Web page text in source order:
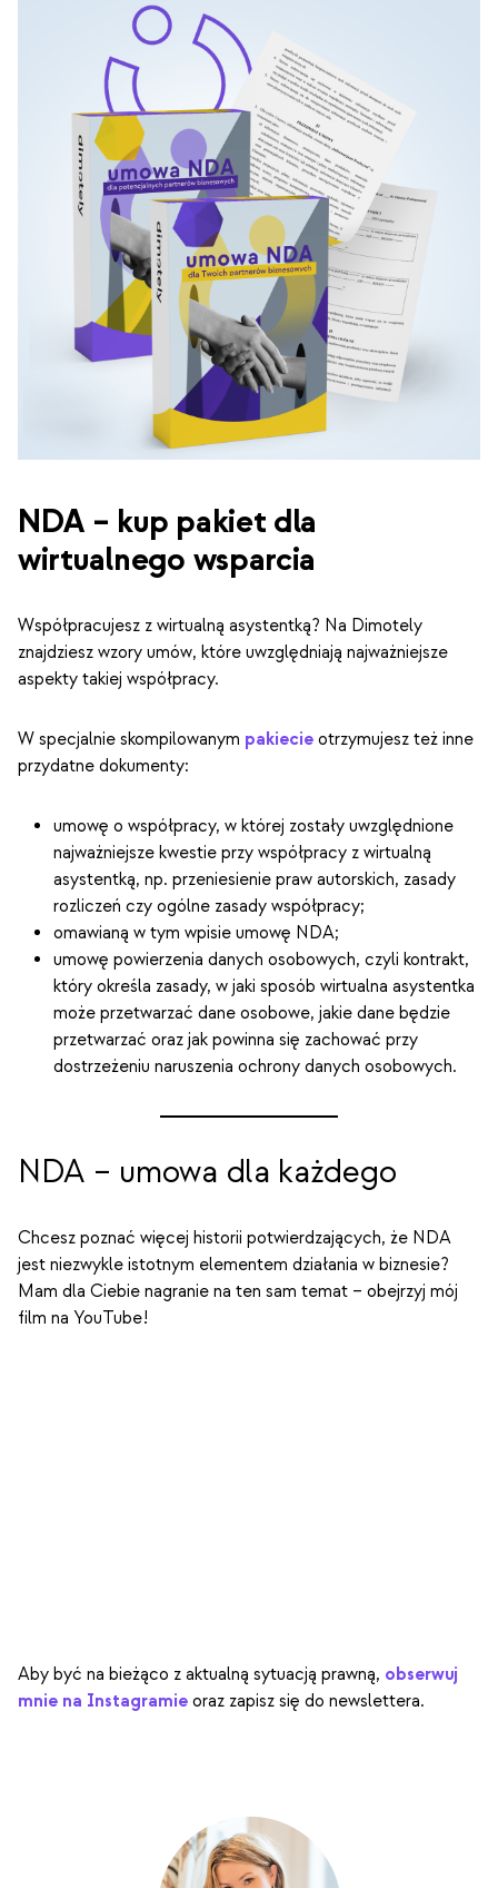
NDA – kup pakiet dla
wirtualnego wsparcia
Współpracujesz z wirtualną asystentką? Na Dimotely
znajdziesz wzory umów, które uwzględniają najważniejsze
aspekty takiej współpracy.
W specjalnie skompilowanym pakiecie otrzymujesz też inne
przydatne dokumenty:
umowę o współpracy, w której zostały uwzględnione
najważniejsze kwestie przy współpracy z wirtualną
asystentką, np. przeniesienie praw autorskich, zasady
rozliczeń czy ogólne zasady współpracy;
omawianą w tym wpisie umowę NDA;
umowę powierzenia danych osobowych, czyli kontrakt,
który określa zasady, w jaki sposób wirtualna asystentka
może przetwarzać dane osobowe, jakie dane będzie
przetwarzać oraz jak powinna się zachować przy
dostrzeżeniu naruszenia ochrony danych osobowych.
NDA – umowa dla każdego
Chcesz poznać więcej historii potwierdzających, że NDA
jest niezwykle istotnym elementem działania w biznesie?
Mam dla Ciebie nagranie na ten sam temat – obejrzyj mój
film na YouTube!
Aby być na bieżąco z aktualną sytuacją prawną, obserwuj
mnie na Instagramie oraz zapisz się do newslettera.